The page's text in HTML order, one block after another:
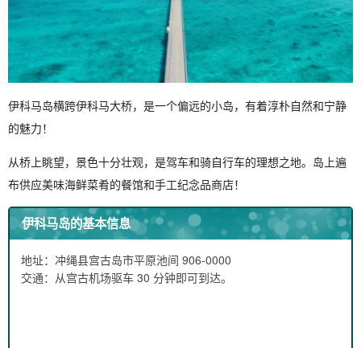
伊科马岛横跨伊科马大桥，是一个偏远的小岛，有着淳朴自然和宁静
的魅力！
从桥上眺望，景色十分壮观，是驾车和骑自行车的理想之地。岛上遍
布供应美味海鲜菜肴的餐馆和手工纪念品商店！
伊科马岛的基本信息
地址：冲绳县宫古岛市平原池间 906-0000
交通：从宫古机场驱车 30 分钟即可到达。